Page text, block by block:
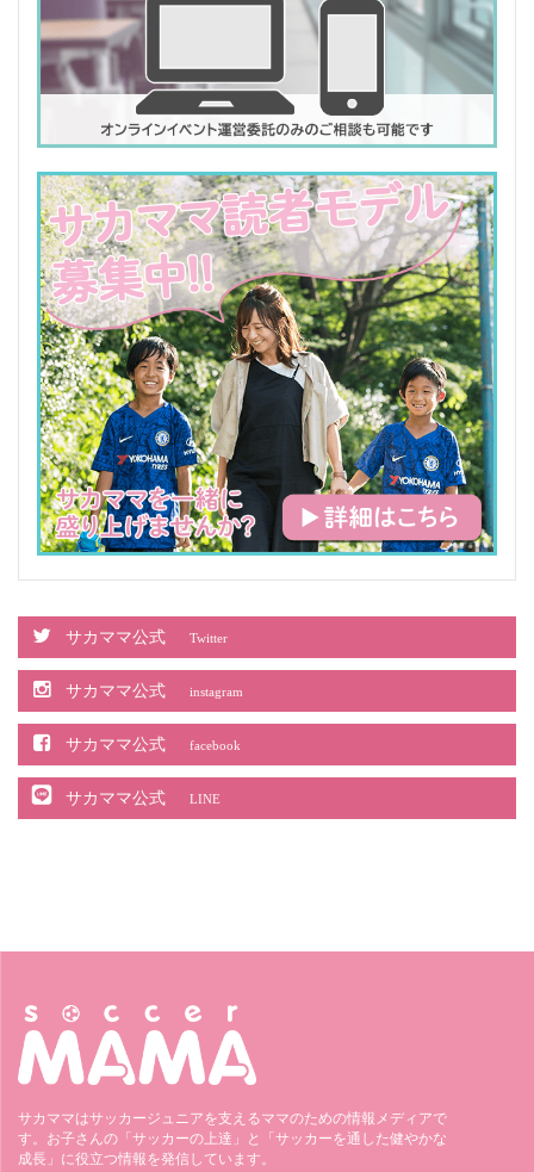
サカママ公式 Twitter
サカママ公式 instagram
サカママ公式 facebook
サカママ公式 LINE
サカママはサッカージュニアを支えるママのための情報メディアで
す。お子さんの「サッカーの上達」と「サッカーを通した健やかな
成長」に役立つ情報を発信しています。